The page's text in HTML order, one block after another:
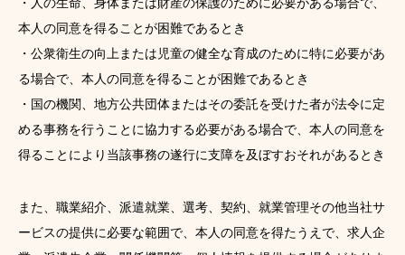
・人の生命、身体または財産の保護のために必要がある場合で、
本人の同意を得ることが困難であるとき
・公衆衛生の向上または児童の健全な育成のために特に必要があ
る場合で、本人の同意を得ることが困難であるとき
・国の機関、地方公共団体またはその委託を受けた者が法令に定
める事務を行うことに協力する必要がある場合で、本人の同意を
得ることにより当該事務の遂行に支障を及ぼすおそれがあるとき
また、職業紹介、派遣就業、選考、契約、就業管理その他当社サ
ービスの提供に必要な範囲で、本人の同意を得たうえで、求人企